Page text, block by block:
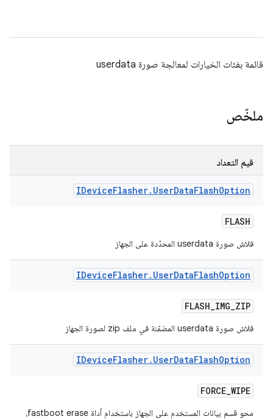
قائمة بفئات الخيارات لمعالجة صورة userdata
ملخّص
قيم التعداد
IDeviceFlasher. UserDataFlashOption
FLASH
فلاش صورة userdata المحدّدة على الجهاز
IDeviceFlasher. UserDataFlashOption
FLASH_IMG_ZIP
فلاش صورة userdata المضمّنة في ملف zip لصورة الجهاز
IDeviceFlasher. UserDataFlashOption
FORCE_WIPE
محو قسم بيانات المستخدم على الجهاز باستخدام أداة fastboot erase،